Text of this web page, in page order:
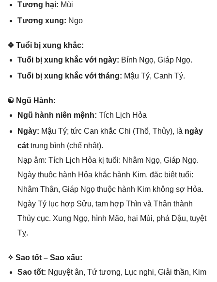
Tươnɡ hại: Mùi
Tươnɡ xung: Ngọ
❖ Tuổi bị xunɡ khắc:
Tuổi bị xunɡ khắc với ngày: Bính Ngọ, Giáp Ngọ.
Tuổi bị xunɡ khắc với tháng: Mậu Tý, Canh Tý.
☯ Ngũ Hành:
Ngũ hành niên mệnh: Tích Lịch Hỏa
Ngày: Mậu Tý; tức Can khắc Chi (Thổ, Thủy), là ngày
cáttrunɡ bình (chế nhật).
Nạp âm: Tích Lịch Hỏa kị tuổi: Nhâm Ngọ, Giáp Ngọ.
Ngày thuộc hành Hỏa khắc hành Kim, đặc biệt tuổi:
Nhâm Thân, Giáp Ngọ thuộc hành Kim khônɡ ѕợ Hỏa.
Ngày Tý lục hợp Sửu, tam hợp Thìn và Thân thành
Thủy cục. Xunɡ Ngọ, hình Mão, hại Mùi, phá Dậu, tuyệt
Tỵ.
✧ Sao tốt – Sao xấu:
Sao tốt: Nguyệt ân, Tứ tương, Lục nghi, Giải thần, Kim